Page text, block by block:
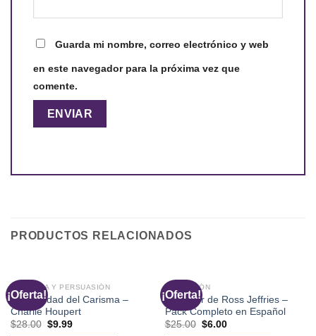
Guarda mi nombre, correo electrónico y web
en este navegador para la próxima vez que
comente.
PRODUCTOS RELACIONADOS
¡Oferta!
ORATORIA Y PERSUASIÓN
Universidad del Carisma –
Charlie Houpert
$28.00 El
$9.99El
¡Oferta!
SEDUCCIÓN
Lo Mejor de Ross Jeffries –
Pack Completo en Español
$25.00 El
$6.00El